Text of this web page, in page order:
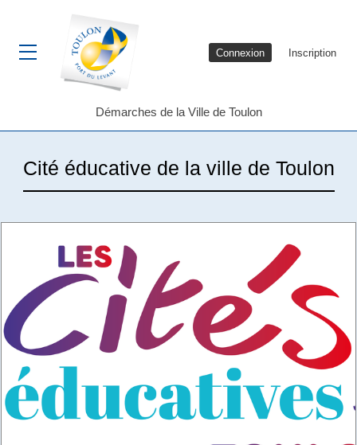
Connexion Inscription
Démarches de la Ville de Toulon
Ouvrir le menu
Cité éducative de la ville de Toulon